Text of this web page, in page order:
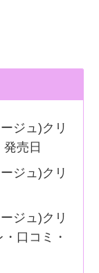
ジュ)クリ
売日
ジュ)クリ
ジュ)クリ
口コミ・